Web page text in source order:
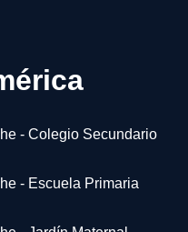
- Colegio Secundario
- Escuela Primaria